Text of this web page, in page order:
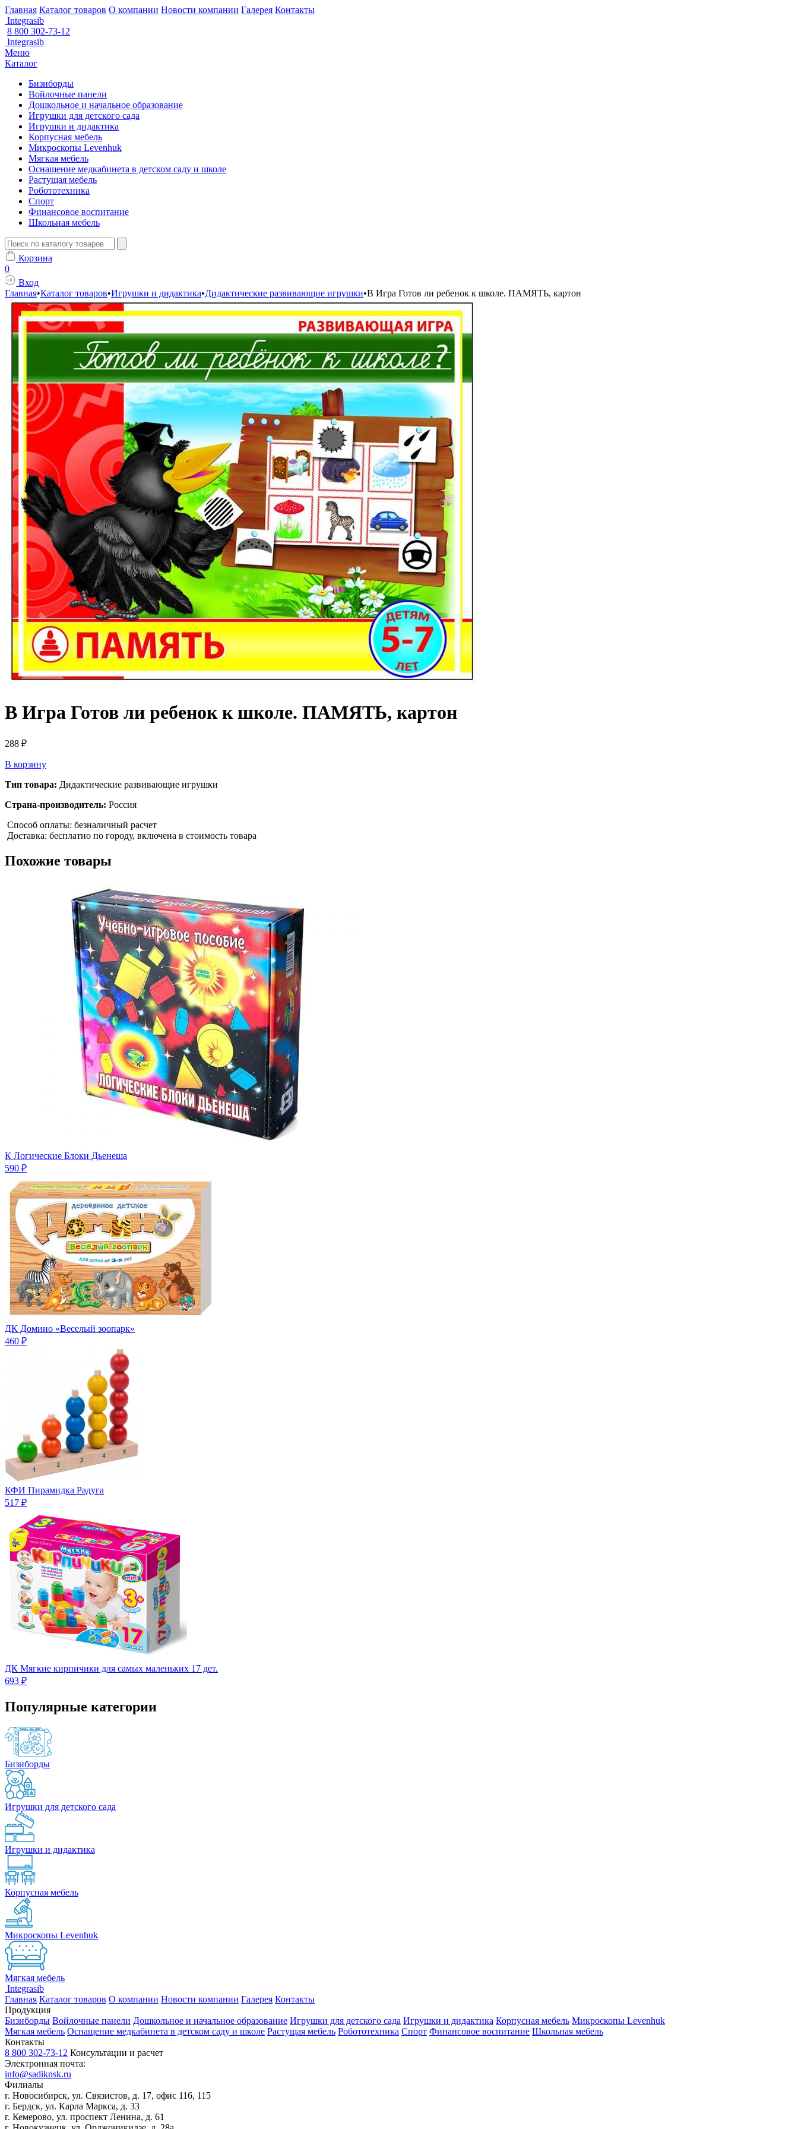
Главная Каталог товаров О компании Новости компании Галерея Контакты
Integrasib
8 800 302-73-12
Integrasib
Меню
Каталог
Бизиборды
Войлочные панели
Дошкольное и начальное образование
Игрушки для детского сада
Игрушки и дидактика
Корпусная мебель
Микроскопы Levenhuk
Мягкая мебель
Оснащение медкабинета в детском саду и школе
Растущая мебель
Робототехника
Спорт
Финансовое воспитание
Школьная мебель
Корзина
0
Вход
Главная•Каталог товаров•Игрушки и дидактика•Дидактические развивающие игрушки•В Игра Готов ли ребенок к школе. ПАМЯТЬ, картон
В Игра Готов ли ребенок к школе. ПАМЯТЬ, картон
288 ₽
В корзину
Тип товара: Дидактические развивающие игрушки
Страна-производитель: Россия
Способ оплаты: безналичный расчет
Доставка: бесплатно по городу, включена в стоимость товара
Похожие товары
К Логические Блоки Дьенеша
590 ₽
ДК Домино «Веселый зоопарк»
460 ₽
КФИ Пирамидка Радуга
517 ₽
ДК Мягкие кирпичики для самых маленьких 17 дет.
693 ₽
Популярные категории
Бизиборды
Игрушки для детского сада
Игрушки и дидактика
Корпусная мебель
Микроскопы Levenhuk
Мягкая мебель
Integrasib
Главная Каталог товаров О компании Новости компании Галерея Контакты
Продукция
Бизиборды Войлочные панели Дошкольное и начальное образование Игрушки для детского сада Игрушки и дидактика Корпусная мебель Микроскопы Levenhuk
Мягкая мебель Оснащение медкабинета в детском саду и школе Растущая мебель Робототехника Спорт Финансовое воспитание Школьная мебель
Контакты
8 800 302-73-12 Консультации и расчет
Электронная почта:
info@sadiknsk.ru
Филиалы
г. Новосибирск, ул. Связистов, д. 17, офис 116, 115
г. Бердск, ул. Карла Маркса, д. 33
г. Кемерово, ул. проспект Ленина, д. 61